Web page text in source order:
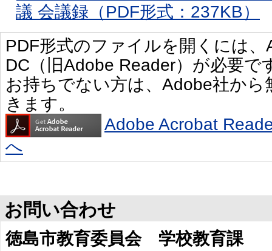
議 会議録（PDF形式：237KB）
PDF形式のファイルを開くには
DC（旧Adobe Reader）が必要で
お持ちでない方は、Adobe社か
きます。
Adobe Acrobat
へ
お問い合わせ
徳島市教育委員会 学校教育課